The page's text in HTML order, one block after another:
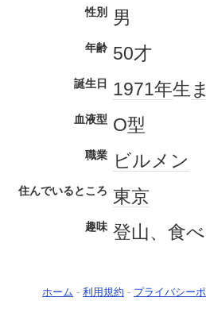
性別 男
年齢 50才
誕生日 1971年生
血液型 О型
職業 ビルメン
住んでいるところ 東京
趣味 登山、食
ホーム - 利用規約 - プライバシー